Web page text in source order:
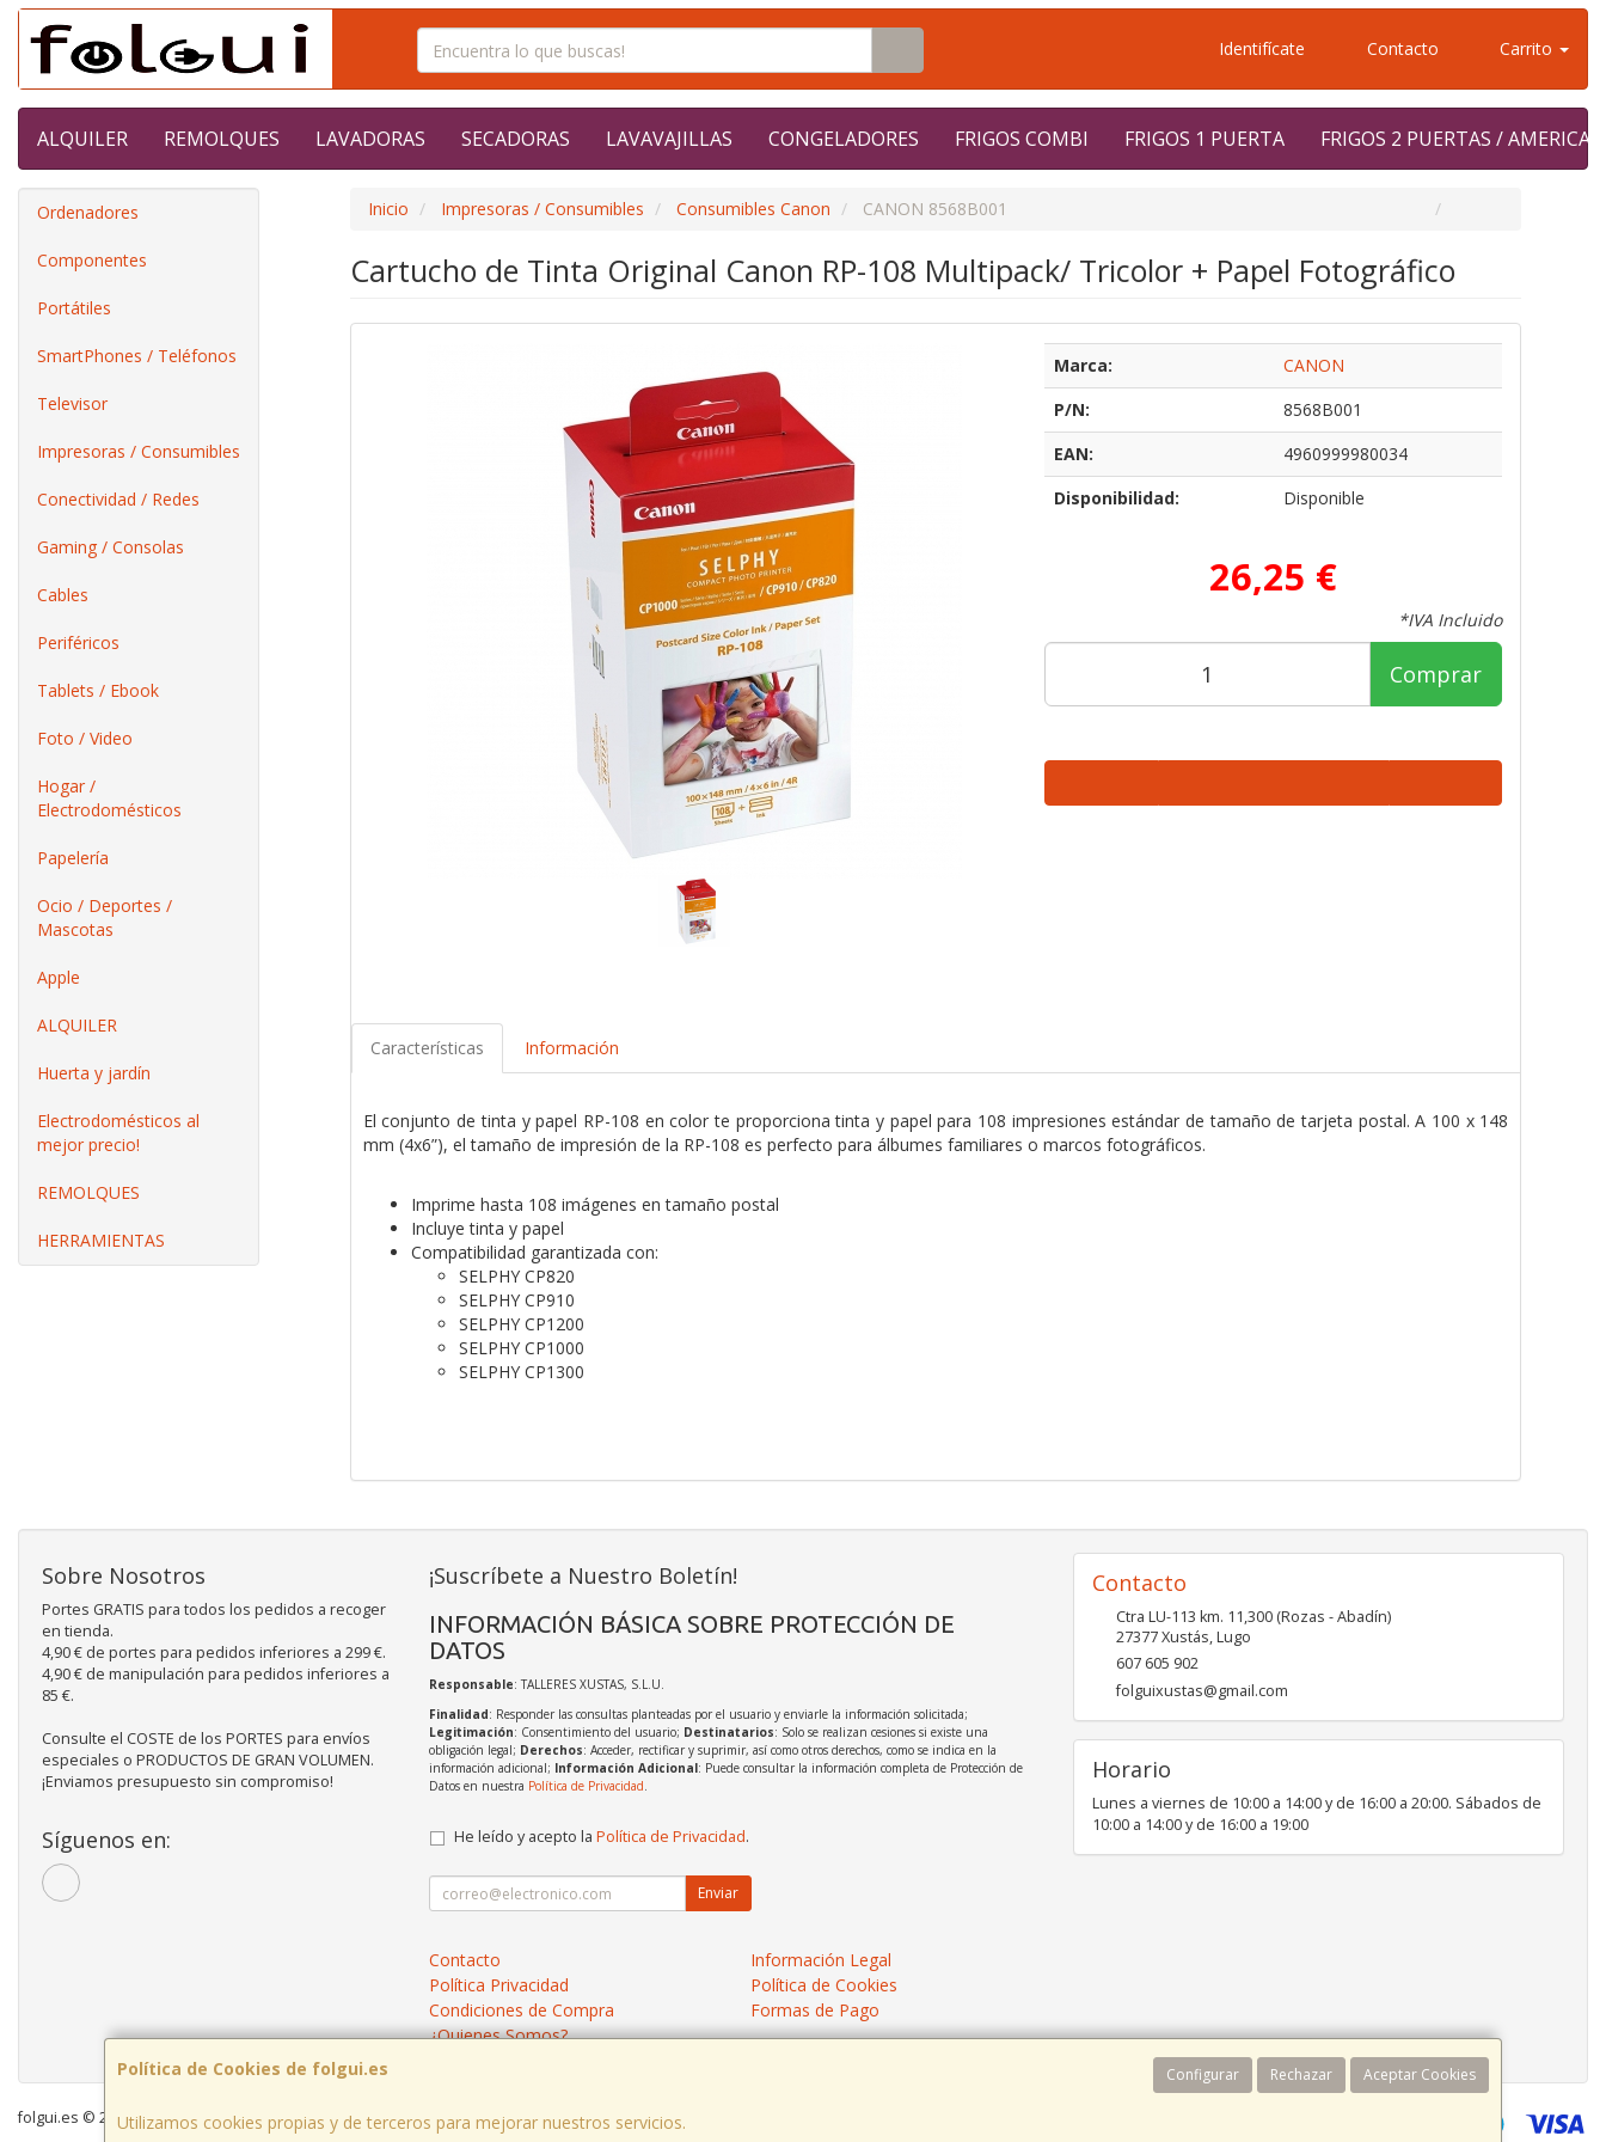
Identifícate Contacto Carrito
ALQUILER REMOLQUES LAVADORAS SECADORAS LAVAVAJILLAS CONGELADORES FRIGOS COMBI FRIGOS 1 PUERTA FRIGOS 2 PUERTAS /
Ordenadores
Componentes
Portátiles
SmartPhones / Teléfonos
Televisor
Impresoras / Consumibles
Conectividad / Redes
Gaming / Consolas
Cables
Periféricos
Tablets / Ebook
Foto / Video
Hogar /
Electrodomésticos
Papelería
Ocio / Deportes /
Mascotas
Apple
ALQUILER
Huerta y jardín
Electrodomésticos al
mejor precio!
REMOLQUES
HERRAMIENTAS
Inicio Impresoras / Consumibles Consumibles Canon CANON 8568B001
Cartucho de Tinta Original Canon RP-108 Multipack/ Tricolor + Papel Fotográfico
Marca:
CANON
P/N:
8568B001
EAN:
4960999980034
Disponibilidad:
Disponible
26,25 €
*IVA Incluido
Comprar
Características Información
El conjunto de tinta y papel RP-108 en color te proporciona tinta y papel para 108 impresiones estándar de tamaño de tarjeta postal. A 100 x 148
mm (4x6”), el tamaño de impresión de la RP-108 es perfecto para álbumes familiares o marcos fotográficos.
Imprime hasta 108 imágenes en tamaño postal
Incluye tinta y papel
Compatibilidad garantizada con:
SELPHY CP820
SELPHY CP910
SELPHY CP1200
SELPHY CP1000
SELPHY CP1300
Política de Cookies de folgui.es Configurar Rechazar Aceptar Cookies
Utilizamos cookies propias y de terceros para mejorar nuestros servicios.
Sobre Nosotros
Portes GRATIS para todos los pedidos a recoger
en tienda.
4,90 € de portes para pedidos inferiores a 299 €.
4,90 € de manipulación para pedidos inferiores a
85 €.
Consulte el COSTE de los PORTES para envíos
especiales o PRODUCTOS DE GRAN VOLUMEN.
¡Enviamos presupuesto sin compromiso!
Síguenos en:
¡Suscríbete a Nuestro Boletín!
INFORMACIÓN BÁSICA SOBRE PROTECCIÓN DE
DATOS
Responsable: TALLERES XUSTAS, S.L.U.
Finalidad: Responder las consultas planteadas por el usuario y enviarle la información solicitada;
Legitimación: Consentimiento del usuario; Destinatarios: Solo se realizan cesiones si existe una
obligación legal; Derechos: Acceder, rectificar y suprimir, así como otros derechos, como se indica en la
información adicional; Información Adicional: Puede consultar la información completa de Protección de
Datos en nuestra Política de Privacidad.
He leído y acepto la Política de Privacidad.
Enviar
Contacto
Información Legal
Política Privacidad
Política de Cookies
Condiciones de Compra
Formas de Pago
¿Quienes Somos?
Contacto
Ctra LU-113 km. 11,300 (Rozas - Abadín)
27377Xustás,Lugo
607 605 902
folguixustas@gmail.com
Horario
Lunes a viernes de 10:00 a 14:00 y de 16:00 a 20:00. Sábados de
10:00 a 14:00 y de 16:00 a 19:00
folgui.es © 2026